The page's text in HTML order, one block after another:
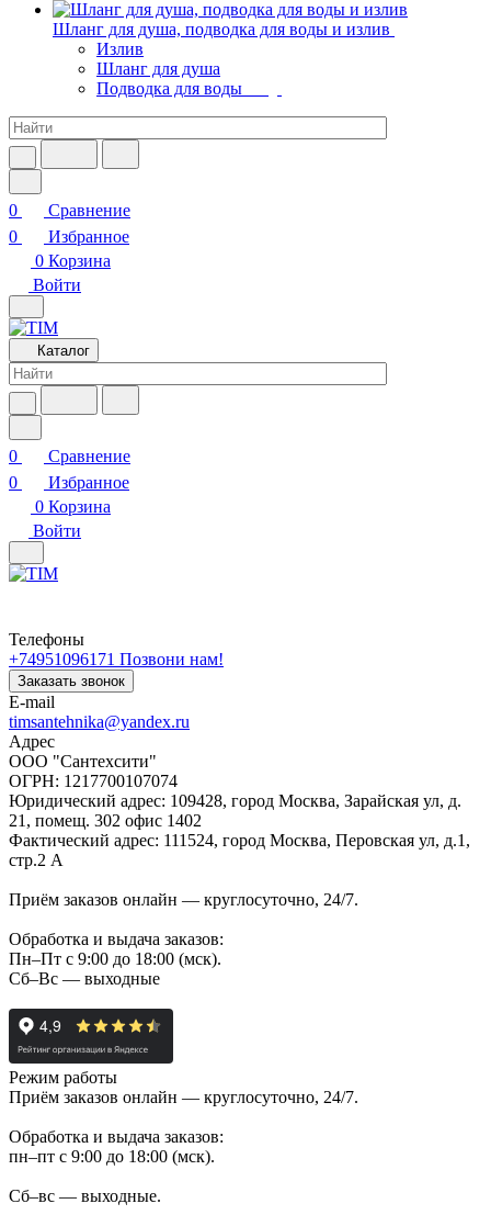
Шланг для душа, подводка для воды и излив
Излив
Шланг для душа
Подводка для воды
0
Сравнение
0
Избранное
0 Корзина
Войти
Каталог
0
Сравнение
0
Избранное
0 Корзина
Войти
Телефоны
+74951096171 Позвони нам!
Заказать звонок
E-mail
timsantehnika@yandex.ru
Адрес
ООО "Сантехсити"
ОГРН: 1217700107074
Юридический адрес: 109428, город Москва, Зарайская ул, д.
21, помещ. 302 офис 1402
Фактический адрес: 111524, город Москва, Перовская ул, д.1,
стр.2 А
Приём заказов онлайн — круглосуточно, 24/7.
Обработка и выдача заказов:
Пн–Пт с 9:00 до 18:00 (мск).
Сб–Вс — выходные
Режим работы
Приём заказов онлайн — круглосуточно, 24/7.
Обработка и выдача заказов:
пн–пт с 9:00 до 18:00 (мск).
Сб–вс — выходные.